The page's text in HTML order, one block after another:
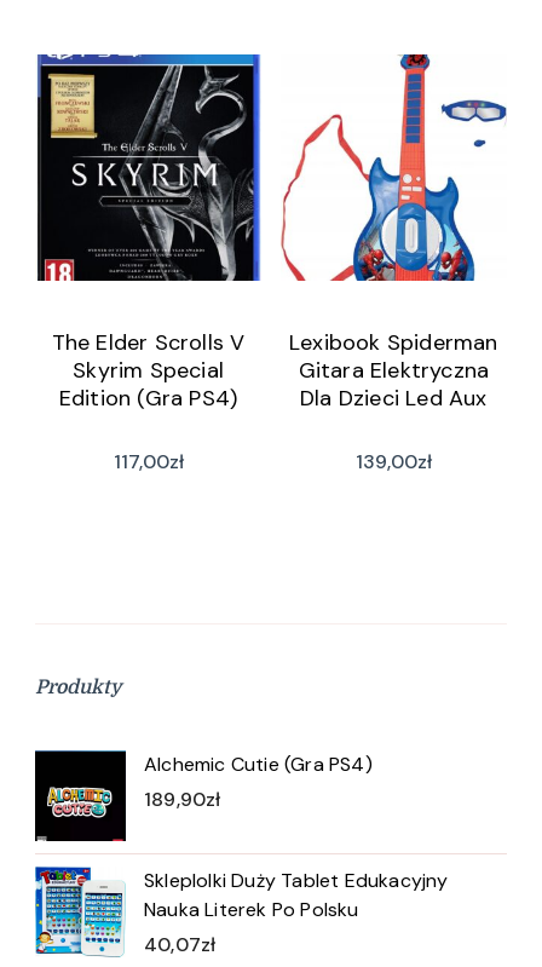
The Elder Scrolls V
Skyrim Special
Edition (Gra PS4)
117,00zł
Lexibook Spiderman
Gitara Elektryczna
Dla Dzieci Led Aux
139,00zł
Produkty
Alchemic Cutie (Gra PS4)
189,90zł
Skleplolki Duży Tablet Edukacyjny
Nauka Literek Po Polsku
40,07zł